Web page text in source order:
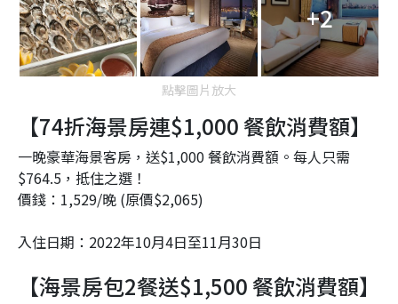
+2
點擊圖片放大
【74折海景房連$1,000 餐飲消費額】
一晚豪華海景客房，送$1,000 餐飲消費額。每人只需
$764.5，抵住之選！
價錢：1,529/晚 (原價$2,065)
入住日期：2022年10月4日至11月30日
【海景房包2餐送$1,500 餐飲消費額】